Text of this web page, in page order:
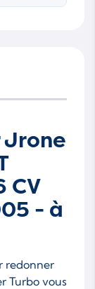
Jrone
CV
- à
redonner
Turbo vous